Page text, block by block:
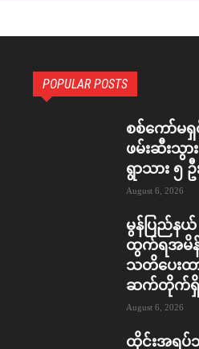
POPULAR POSTS
စစ်ကော်မရှ
ဖမ်းဆီးသွ
ရွာသား ၅
August 6, 2026
မွန်ပြည်န
ထွက်ရအမိ
သတိပေးထား
ဆက်တိုက်ရှိ
August 6, 2026
ထိုင်းအရပ်